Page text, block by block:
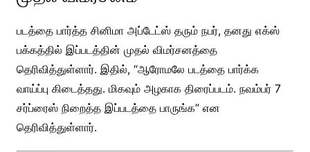
படத்தை பார்த்த சினிமா அப்டேட்ஸ் தரும் நபர், தனது எக்ஸ்
பக்கத்தில் இப்படத்தின் முதல் விமர்சனத்தை
தெரிவித்துள்ளார். இதில், “ஆரோமலே படத்தை பார்க்க
வாய்ப்பு கிடைத்தது. மிகவும் அழகாக திரைப்படம். நவம்பர் 7
சர்ப்ரைஸ் நிறைத்த இப்படத்தை பாருங்க” என
தெரிவித்துள்ளார்.